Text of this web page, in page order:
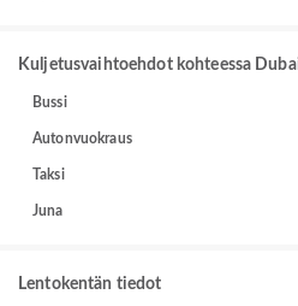
Kuljetusvaihtoehdot kohteessa
Bussi
Autonvuokraus
Taksi
Juna
Lentokentän tiedot